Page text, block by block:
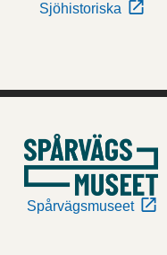
Sjöhistoriska
Spårvägsmuseet